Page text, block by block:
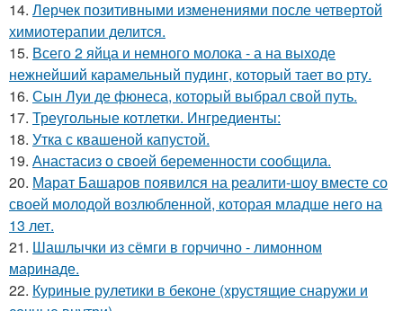
14. Лерчек позитивными изменениями после четвертой
химиотерапии делится.
15. Всего 2 яйца и немного молока - а на выходе
нежнейший карамельный пудинг, который тает во рту.
16. Сын Луи де фюнеса, который выбрал свой путь.
17. Треугольные котлетки. Ингредиенты:
18. Утка с квашеной капустой.
19. Анастасиз о своей беременности сообщила.
20. Марат Башаров появился на реалити-шоу вместе со
своей молодой возлюбленной, которая младше него на
13 лет.
21. Шашлычки из сёмги в горчично - лимонном
маринаде.
22. Куриные рулетики в беконе (хрустящие снаружи и